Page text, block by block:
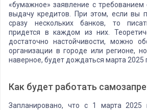
«бумажное» заявление с требованием
выдачу кредитов. При этом, если вы
сразу нескольких банков, то
придется в каждом из них.
достаточно настойчивости, можно
организации в городе или регионе,
наверное, будет дождаться марта 2025
Как будет работать
Запланировано, что с 1 марта 2025